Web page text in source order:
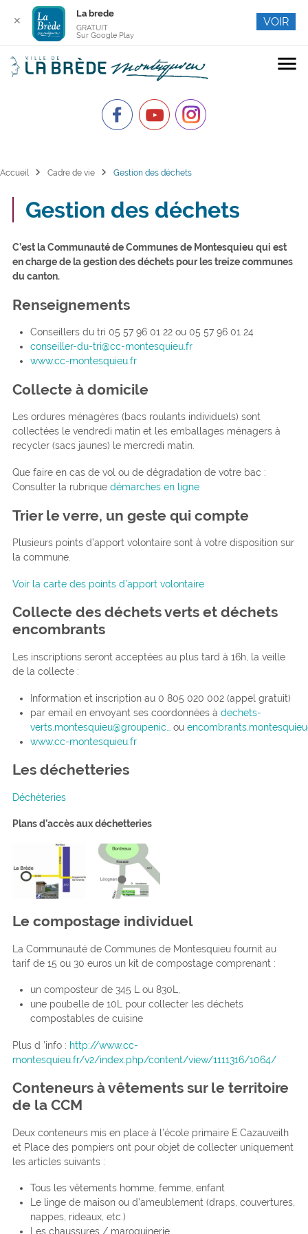
menu
Accueil chevron_right Cadre de vie chevron_right Gestion des déchets
Gestion des déchets
C’est la Communauté de Communes de Montesquieu qui est
en charge de la gestion des déchets pour les treize communes
du canton.
Renseignements
Conseillers du tri 05 57 96 01 22 ou 05 57 96 01 24
conseiller-du-tri@cc-montesquieu.fr
www.cc-montesquieu.fr
Collecte à domicile
Les ordures ménagères (bacs roulants individuels) sont
collectées le vendredi matin et les emballages ménagers à
recycler (sacs jaunes) le mercredi matin.
Que faire en cas de vol ou de dégradation de votre bac :
Consulter la rubrique démarches en ligne
Trier le verre, un geste qui compte
Plusieurs points d’apport volontaire sont à votre disposition sur
la commune.
Voir la carte des points d’apport volontaire
Collecte des déchets verts et déchets
encombrants
Les inscriptions seront acceptées au plus tard à 16h, la veille
de la collecte :
Information et inscription au 0 805 020 002 (appel gratuit)
par email en envoyant ses coordonnées à dechets-
verts.montesquieu@groupenic…
ou
www.cc-montesquieu.fr
Les déchetteries
Déchèteries
Plans d’accès aux déchetteries
Le compostage individuel
La Communauté de Communes de Montesquieu fournit au
tarif de 15 ou 30 euros un kit de compostage comprenant :
un composteur de 345 L ou 830L,
une poubelle de 10L pour collecter les déchets
compostables de cuisine
Plus d ’info : http://www.cc-
montesquieu.fr/v2/index.php/content/view/1111316/1064/
Conteneurs à vêtements sur le territoire
de la CCM
Deux conteneurs mis en place à l’école primaire E.Cazauveilh
et Place des pompiers ont pour objet de collecter uniquement
les articles suivants :
Tous les vêtements homme, femme, enfant
Le linge de maison ou d’ameublement (draps, couvertures,
nappes, rideaux, etc.)
Les chaussures / maroquinerie.
✕
La brede
GRATUIT
Sur Google Play
VOIR